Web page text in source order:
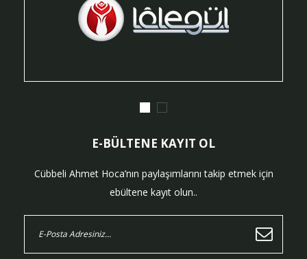
E-BÜLTENE KAYIT OL
Cübbeli Ahmet Hoca’nın paylaşımlarını takip etmek için
ebültene kayıt olun..